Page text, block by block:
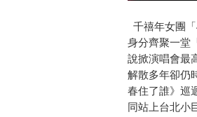
千禧年女團
身分齊聚一堂
說掀演唱會最
解散多年卻仍
春住了誰》巡
同站上台北小